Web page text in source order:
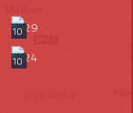
10
10